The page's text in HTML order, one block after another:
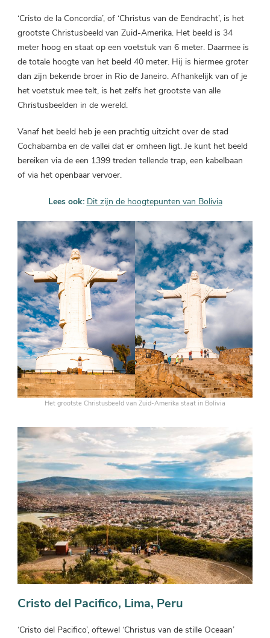
‘Cristo de la Concordia’, of ‘Christus van de Eendracht’, is het
grootste Christusbeeld van Zuid-Amerika. Het beeld is 34
meter hoog en staat op een voetstuk van 6 meter. Daarmee is
de totale hoogte van het beeld 40 meter. Hij is hiermee groter
dan zijn bekende broer in Rio de Janeiro. Afhankelijk van of je
het voetstuk mee telt, is het zelfs het grootste van alle
Christusbeelden in de wereld.
Vanaf het beeld heb je een prachtig uitzicht over de stad
Cochabamba en de vallei dat er omheen ligt. Je kunt het beeld
bereiken via de een 1399 treden tellende trap, een kabelbaan
of via het openbaar vervoer.
Lees ook: Dit zijn de hoogtepunten van Bolivia
Het grootste Christusbeeld van Zuid-Amerika staat in Bolivia
Cristo del Pacifico, Lima, Peru
‘Cristo del Pacifico’, oftewel ‘Christus van de stille Oceaan’